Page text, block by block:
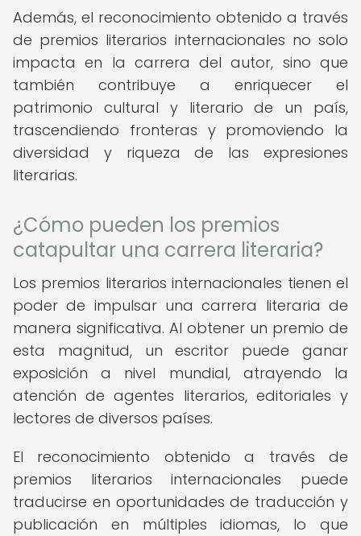
Además, el reconocimiento obtenido a través
de premios literarios internacionales no solo
impacta en la carrera del autor, sino que
también contribuye a enriquecer el
patrimonio cultural y literario de un país,
trascendiendo fronteras y promoviendo la
diversidad y riqueza de las expresiones
literarias.
¿Cómo pueden los premios
catapultar una carrera literaria?
Los premios literarios internacionales tienen el
poder de impulsar una carrera literaria de
manera significativa. Al obtener un premio de
esta magnitud, un escritor puede ganar
exposición a nivel mundial, atrayendo la
atención de agentes literarios, editoriales y
lectores de diversos países.
El reconocimiento obtenido a través de
premios literarios internacionales puede
traducirse en oportunidades de traducción y
publicación en múltiples idiomas, lo que